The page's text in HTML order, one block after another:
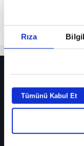
Rıza
Tümünü Kabul Et
Fenerbahçe’de sürpriz
Fenerbahçe’nin yeni
Galatasaray’da rota